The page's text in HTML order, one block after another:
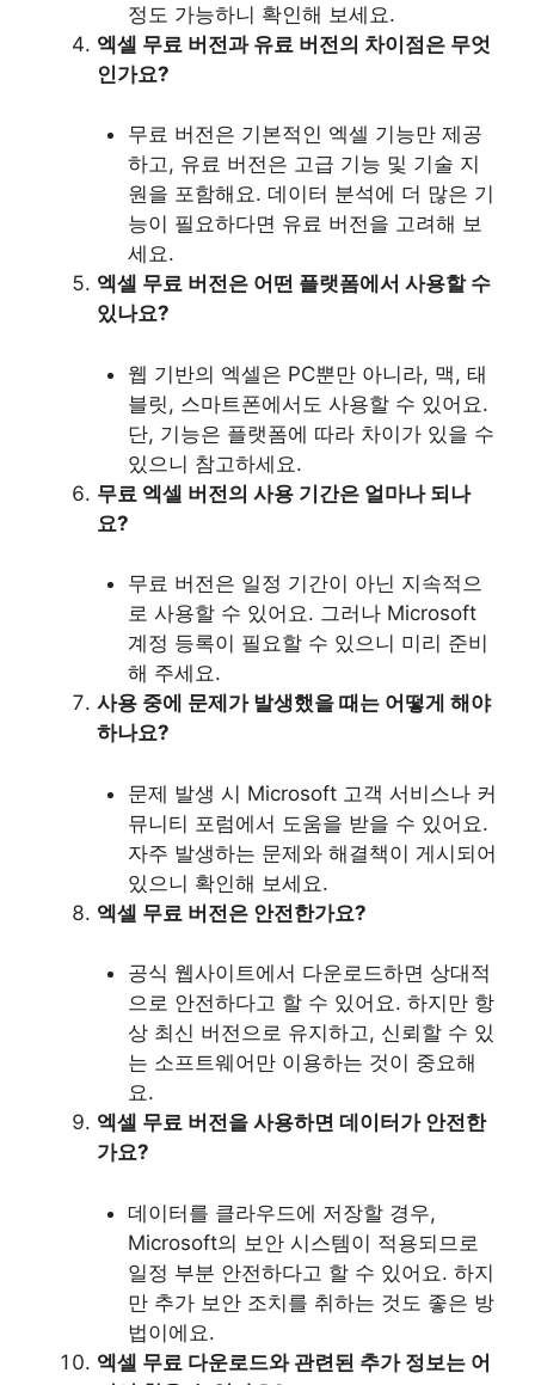
정도 가능하니 확인해 보세요.
엑셀 무료 버전과 유료 버전의 차이점은 무엇
인가요?
무료 버전은 기본적인 엑셀 기능만 제공
하고, 유료 버전은 고급 기능 및 기술 지
원을 포함해요. 데이터 분석에 더 많은 기
능이 필요하다면 유료 버전을 고려해 보
세요.
엑셀 무료 버전은 어떤 플랫폼에서 사용할 수
있나요?
웹 기반의 엑셀은 PC뿐만 아니라, 맥, 태
블릿, 스마트폰에서도 사용할 수 있어요.
단, 기능은 플랫폼에 따라 차이가 있을 수
있으니 참고하세요.
무료 엑셀 버전의 사용 기간은 얼마나 되나
요?
무료 버전은 일정 기간이 아닌 지속적으
로 사용할 수 있어요. 그러나 Microsoft
계정 등록이 필요할 수 있으니 미리 준비
해 주세요.
사용 중에 문제가 발생했을 때는 어떻게 해야
하나요?
문제 발생 시 Microsoft 고객 서비스나 커
뮤니티 포럼에서 도움을 받을 수 있어요.
자주 발생하는 문제와 해결책이 게시되어
있으니 확인해 보세요.
엑셀 무료 버전은 안전한가요?
공식 웹사이트에서 다운로드하면 상대적
으로 안전하다고 할 수 있어요. 하지만 항
상 최신 버전으로 유지하고, 신뢰할 수 있
는 소프트웨어만 이용하는 것이 중요해
요.
엑셀 무료 버전을 사용하면 데이터가 안전한
가요?
데이터를 클라우드에 저장할 경우,
Microsoft의 보안 시스템이 적용되므로
일정 부분 안전하다고 할 수 있어요. 하지
만 추가 보안 조치를 취하는 것도 좋은 방
법이에요.
엑셀 무료 다운로드와 관련된 추가 정보는 어